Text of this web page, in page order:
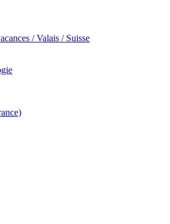
/ Valais / Suisse